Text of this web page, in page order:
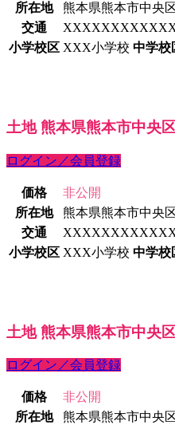
所在地
熊本県熊本市中央
交通
小学校区 XXX小学校 中学校
土地 熊本県熊本市中央
ログイン／会員登録
価格
非公開
所在地
熊本県熊本市中央
交通
小学校区 XXX小学校 中学校
土地 熊本県熊本市中央
ログイン／会員登録
価格
非公開
所在地
熊本県熊本市中央